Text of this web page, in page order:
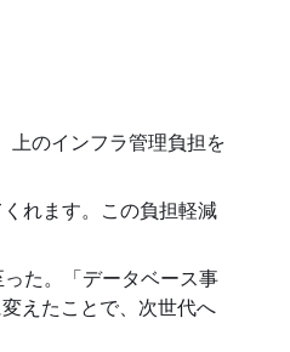
上のインフラ管理負担を
れます。この負担軽減
た。「データベース事
えたことで、次世代へ